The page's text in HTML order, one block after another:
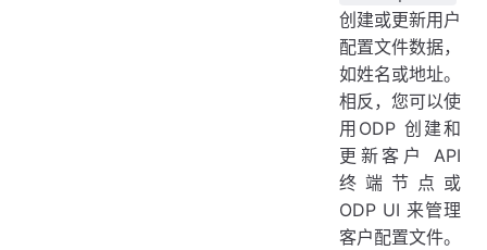
创建或更新用户
配置文件数据，
如姓名或地址。
相反，您可以使
用ODP 创建和
更新客户 API
终端节点或
ODP UI 来管理
客户配置文件。